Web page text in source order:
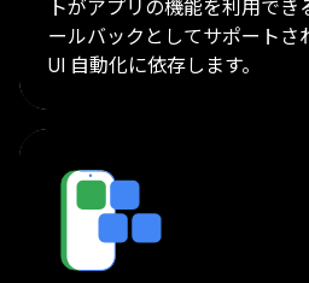
トがアプリの機能を利用でき
ールバックとしてサポートさ
UI 自動化に依存します。